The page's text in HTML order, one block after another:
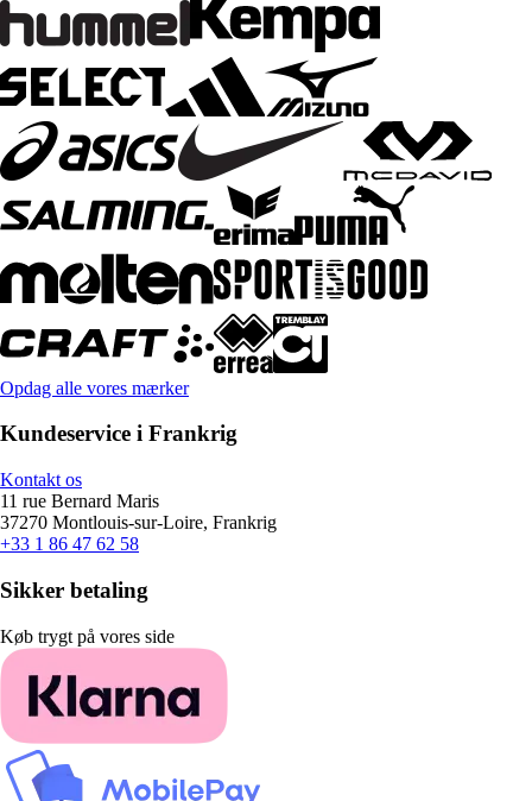
Opdag alle vores mærker
Kundeservice i Frankrig
Kontakt os
11 rue Bernard Maris
37270 Montlouis-sur-Loire, Frankrig
+33 1 86 47 62 58
Sikker betaling
Køb trygt på vores side